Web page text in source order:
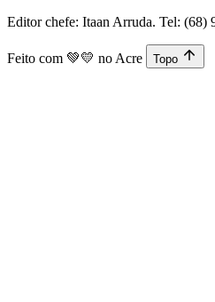
Editor chefe: Itaan Arruda. Tel: (68)
Feito com 💚💛 no Acre Topo